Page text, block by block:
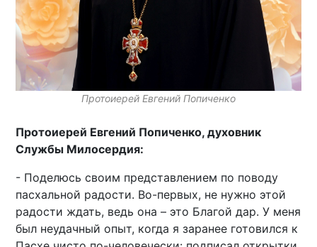
Протоиерей Евгений Попиченко
Протоиерей Евгений Попиченко, духовник
Службы Милосердия:
- Поделюсь своим представлением по поводу
пасхальной радости. Во-первых, не нужно этой
радости ждать, ведь она – это Благой дар. У меня
был неудачный опыт, когда я заранее готовился к